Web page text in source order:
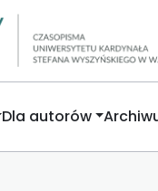
Dla autorów